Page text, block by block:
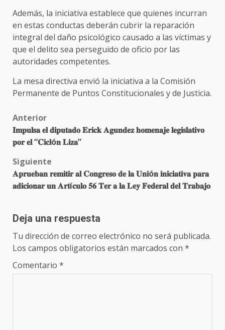
Además, la iniciativa establece que quienes incurran
en estas conductas deberán cubrir la reparación
integral del daño psicológico causado a las víctimas y
que el delito sea perseguido de oficio por las
autoridades competentes.
La mesa directiva envió la iniciativa a la Comisión
Permanente de Puntos Constitucionales y de Justicia.
Post
navigation
Anterior
𝐈𝐦𝐩𝐮𝐥𝐬𝐚 𝐞𝐥 𝐝𝐢𝐩𝐮𝐭𝐚𝐝𝐨 𝐄𝐫𝐢𝐜𝐤 𝐀𝐠𝐮𝐧𝐝𝐞𝐳 𝐡𝐨𝐦𝐞𝐧𝐚𝐣𝐞 𝐥𝐞𝐠𝐢𝐬𝐥𝐚𝐭𝐢𝐯𝐨
𝐩𝐨𝐫 𝐞𝐥 “𝐂𝐢𝐜𝐥ó𝐧 𝐋𝐢𝐳𝐚”
Siguiente
𝐀𝐩𝐫𝐮𝐞𝐛𝐚𝐧 𝐫𝐞𝐦𝐢𝐭𝐢𝐫 𝐚𝐥 𝐂𝐨𝐧𝐠𝐫𝐞𝐬𝐨 𝐝𝐞 𝐥𝐚 𝐔𝐧𝐢ó𝐧 𝐢𝐧𝐢𝐜𝐢𝐚𝐭𝐢𝐯𝐚 𝐩𝐚𝐫𝐚
𝐚𝐝𝐢𝐜𝐢𝐨𝐧𝐚𝐫 𝐮𝐧 𝐀𝐫𝐭í𝐜𝐮𝐥𝐨 𝟓𝟔 𝐓𝐞𝐫 𝐚 𝐥𝐚 𝐋𝐞𝐲 𝐅𝐞𝐝𝐞𝐫𝐚𝐥 𝐝𝐞𝐥 𝐓𝐫𝐚𝐛𝐚𝐣𝐨
Deja una respuesta
Tu dirección de correo electrónico no será publicada.
Los campos obligatorios están marcados con *
Comentario *